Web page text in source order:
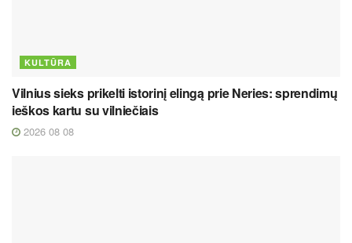
KULTŪRA
Vilnius sieks prikelti istorinį elingą prie Neries: sprendimų
ieškos kartu su vilniečiais
2026 08 08